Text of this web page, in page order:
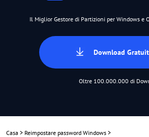
Il Miglior Gestore di Partizioni per Windows e
Download
Oltre 100.000.000 di
Casa > Reimpostare password Windows >